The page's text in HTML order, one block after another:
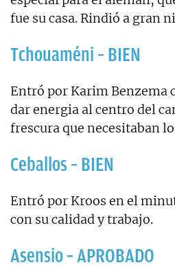
fue su casa. Rindió a gran
Tchouaméni – BIEN
Entró por Karim Benzema
dar energia al centro del
frescura que necesitaban
Ceballos – BIEN
Entró por Kroos en el
con su calidad y trabajo.
Asensio – APROBADO